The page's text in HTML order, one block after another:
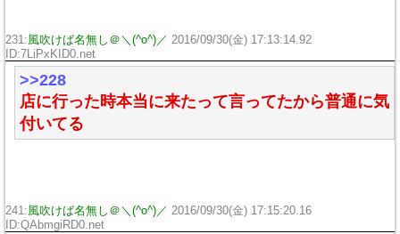
231:風吹けば名無し＠＼(^o^)／ 2016/09/30(金) 17:13:14.92
ID:7LiPxKID0.net
>>228
店に行った時本当に来たって言ってたから普通に気
付いてる
241:風吹けば名無し＠＼(^o^)／ 2016/09/30(金) 17:15:20.16
ID:QAbmgiRD0.net